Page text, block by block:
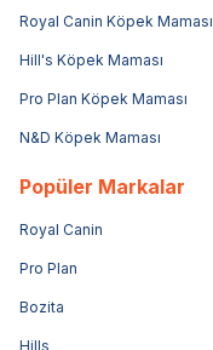
Royal Canin Köpek Maması
Hill's Köpek Maması
Pro Plan Köpek Maması
N&D Köpek Maması
Popüler Markalar
Royal Canin
Pro Plan
Bozita
Hills